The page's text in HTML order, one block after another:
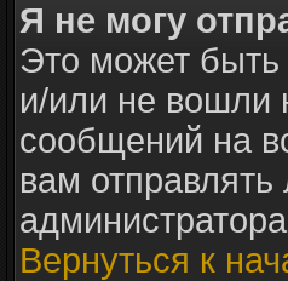
Я не могу
Это может быть
и/или не вошли
сообщений на
вам
Вернуться к